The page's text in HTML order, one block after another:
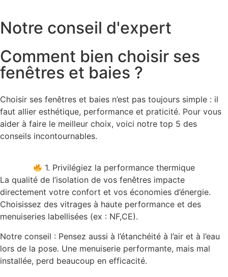
Notre conseil d'expert
Comment bien choisir ses
fenêtres et baies ?
Choisir ses fenêtres et baies n’est pas toujours simple : il
faut allier esthétique, performance et praticité. Pour vous
aider à faire le meilleur choix, voici notre top 5 des
conseils incontournables.
1. Privilégiez la performance thermique
La qualité de l’isolation de vos fenêtres impacte
directement votre confort et vos économies d’énergie.
Choisissez des vitrages à haute performance et des
menuiseries labellisées (ex : NF,CE).
Notre conseil : Pensez aussi à l’étanchéité à l’air et à l’eau
lors de la pose. Une menuiserie performante, mais mal
installée, perd beaucoup en efficacité.